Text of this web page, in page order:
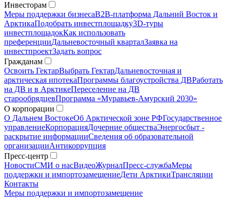
Инвесторам
Меры поддержки бизнесаB2B-платформа Дальний Восток и
АрктикаПодобрать инвестплощадку3D-туры
инвестплощадокКак использовать
преференцииДальневосточный кварталЗаявка на
инвестпроектЗадать вопрос
Гражданам
Освоить ГектарВыбрать ГектарДальневосточная и
арктическая ипотекаПрограммы благоустройства ДВРаботать
на ДВ и в АрктикеПереселение на ДВ
старообрядцевПрограмма «Муравьев-Амурский 2030»
О корпорации
О Дальнем ВостокеОб Арктической зоне РФГосударственное
управлениеКорпорацияДочерние обществаЭнергосбыт -
раскрытие информацииСведения об образовательной
организацииАнтикоррупция
Пресс-центр
НовостиСМИ о насВидеоЖурналПресс-службаМеры
поддержки и импортозамещениеДети АрктикиТрансляции
Контакты
Меры поддержки и импортозамещение